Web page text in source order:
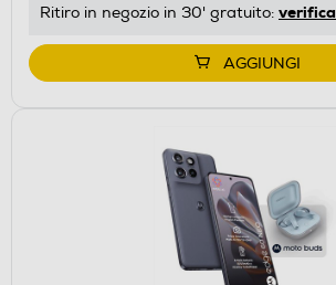
Ritiro in negozio in 30' gratuito: verifica
AGGIUNGI